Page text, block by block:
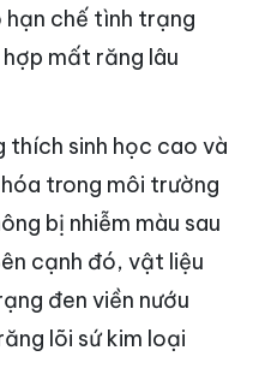
chế tình trạng
mất răng lâu
thích sinh học cao và
trong môi trường
bị nhiễm màu sau
cạnh đó, vật liệu
đen viền nướu
lõi sứ kim loại